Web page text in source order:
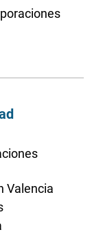
Valencia